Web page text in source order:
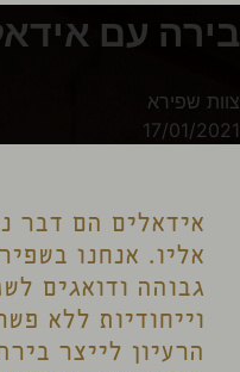
בירה עם
צוות שפירא
17/01/2021
אידאלים הם דבר
אליו. אנחנו
גבוהה ודואגים
וייחודיות ללא
הרעיון לייצר